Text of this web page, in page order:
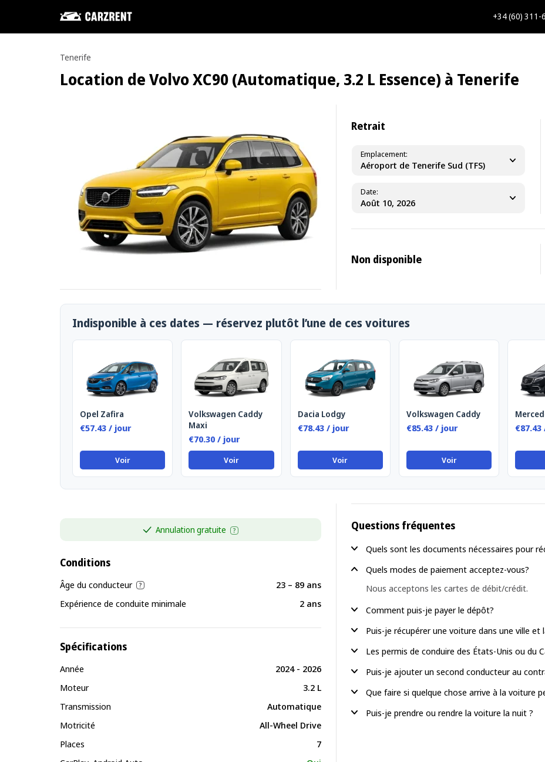
+34 (60) 311-
Tenerife
Location de Volvo XC90 (Automatique, 3.2 L Essence) à Tenerife
Retrait
Aéroport de Tenerife Sud (TFS)
Emplacement
Date
Non disponible
Indisponible à ces dates — réservez plutôt l’une de ces voitures
Opel Zafira
€57.43 / jour
Voir
Volkswagen Caddy
Maxi
€70.30 / jour
Voir
Dacia Lodgy
€78.43 / jour
Voir
Volkswagen Caddy
€85.43 / jour
Voir
Annulation gratuite
Conditions
Âge du conducteur
23 – 89 ans
Expérience de conduite minimale
2 ans
Spécifications
Année
2024 - 2026
Moteur
3.2 L
Transmission
Automatique
Motricité
All-Wheel Drive
Places
7
Questions fréquentes
Quels sont les documents nécessaires pour
Quels modes de paiement acceptez-vous?
Nous acceptons les cartes de débit/crédit.
Comment puis-je payer le dépôt?
Puis-je récupérer une voiture dans une ville et
Les permis de conduire des États-Unis ou du
Puis-je ajouter un second conducteur au
Que faire si quelque chose arrive à la voiture
Puis-je prendre ou rendre la voiture la nuit ?